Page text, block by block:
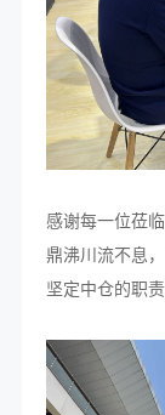
感谢每一位莅
鼎沸川流不息
坚定中仓的职责